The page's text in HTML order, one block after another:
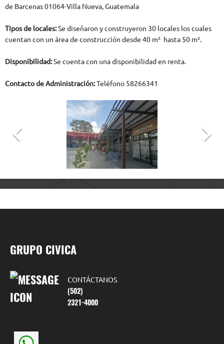
de Barcenas 01064-Villa Nueva, Guatemala
Tipos de locales:Se diseñaron y construyeron 30 locales los cuales
cuentan con un área de construcción desde 40 m² hasta 50 m².
Disponibilidad:Se cuenta con una disponibilidad en renta.
Contacto de Administración:Teléfono 58266341
GRUPO CIVICA
CONTÁCTANOS
(502)
2321-4000